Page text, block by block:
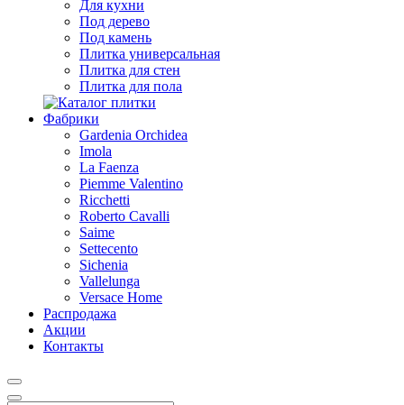
Для кухни
Под дерево
Под камень
Плитка универсальная
Плитка для стен
Плитка для пола
Фабрики
Gardenia Orchidea
Imola
La Faenza
Piemme Valentino
Ricchetti
Roberto Cavalli
Saime
Settecento
Sichenia
Vallelunga
Versace Home
Распродажа
Акции
Контакты